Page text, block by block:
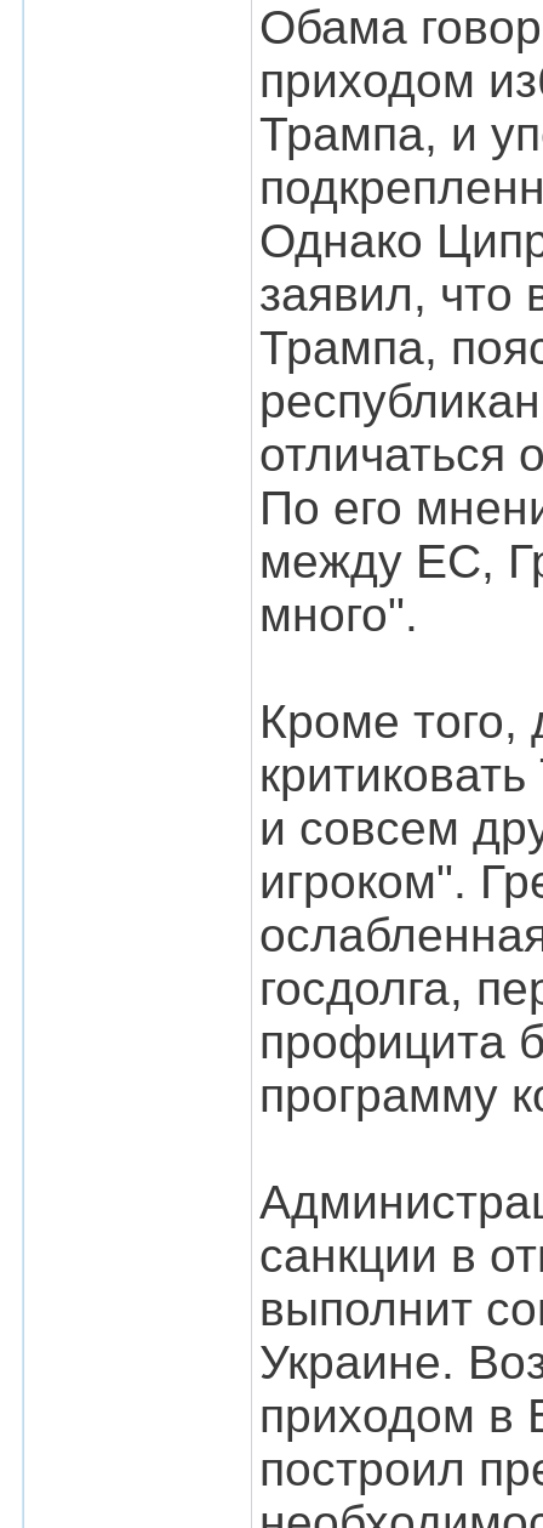
Обама
приходом
Трампа, и
Однако
заявил, что
Трампа,
отличаться
По его
между ЕС,
много".
Кроме
и совсем
игроком".
госдолга,
профицита
программу
санкции в
выполнит
Украине.
приходом в
построил